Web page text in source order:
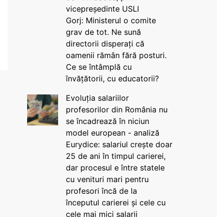
vicepreședinte USLI
Gorj: Ministerul o comite
grav de tot. Ne sună
directorii disperați că
oamenii rămân fără posturi.
Ce se întâmplă cu
învățătorii, cu educatorii?
Evoluția salariilor
profesorilor din România nu
se încadrează în niciun
model european - analiză
Eurydice: salariul crește doar
25 de ani în timpul carierei,
dar procesul e între statele
cu venituri mari pentru
profesori încă de la
începutul carierei și cele cu
cele mai mici salarii